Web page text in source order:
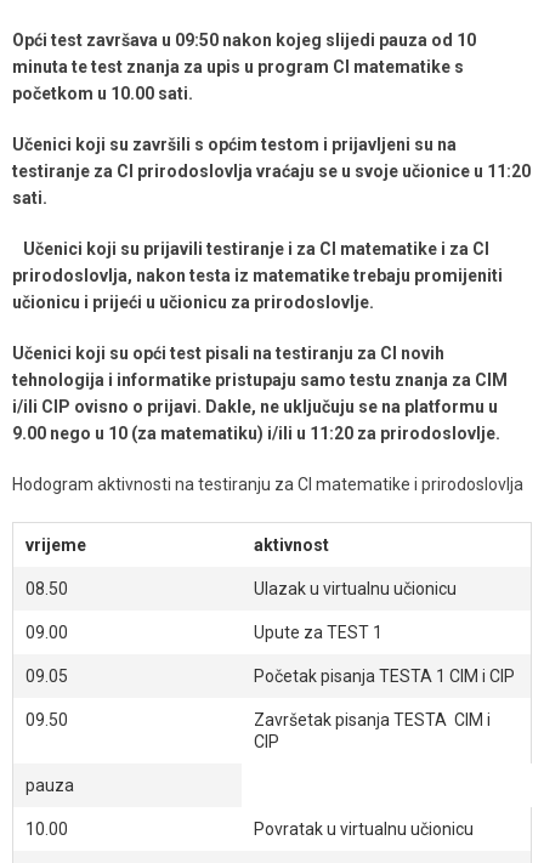
Opći test završava u 09:50 nakon kojeg slijedi pauza od 10
minuta te test znanja za upis u program CI matematike s
početkom u 10.00 sati.
Učenici koji su završili s općim testom i prijavljeni su na
testiranje za CI prirodoslovlja vraćaju se u svoje učionice u 11:20
sati.
Učenici koji su prijavili testiranje i za CI matematike i za CI
prirodoslovlja, nakon testa iz matematike trebaju promijeniti
učionicu i prijeći u učionicu za prirodoslovlje.
Učenici koji su opći test pisali na testiranju za CI novih
tehnologija i informatike pristupaju samo testu znanja za CIM
i/ili CIP ovisno o prijavi. Dakle, ne uključuju se na platformu u
9.00 nego u 10 (za matematiku) i/ili u 11:20 za prirodoslovlje.
Hodogram aktivnosti na testiranju za CI matematike i prirodoslovlja
vrijeme aktivnost
08.50 Ulazak u virtualnu učionicu
09.00 Upute za TEST 1
09.05 Početak pisanja TESTA 1 CIM i CIP
09.50
Završetak pisanja TESTA CIM i
CIP
pauza
10.00 Povratak u virtualnu učionicu